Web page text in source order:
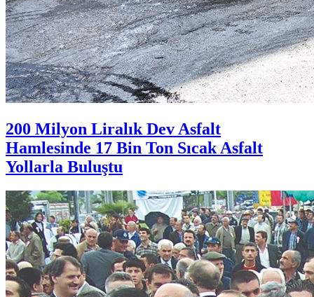
200 Milyon Liralık Dev Asfalt
Hamlesinde 17 Bin Ton Sıcak Asfalt
Yollarla Buluştu